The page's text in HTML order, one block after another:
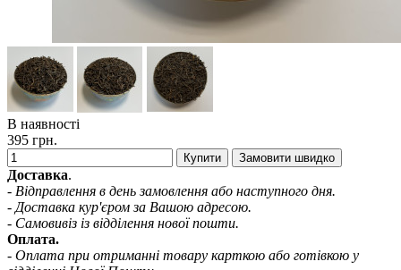
В наявності
395 грн.
Купити Замовити швидко
Доставка.
- Відправлення в день замовлення або наступного дня.
- Доставка кур'єром за Вашою адресою.
- Самовивіз із відділення нової пошти.
Оплата.
- Оплата при отриманні товару карткою або готівкою у